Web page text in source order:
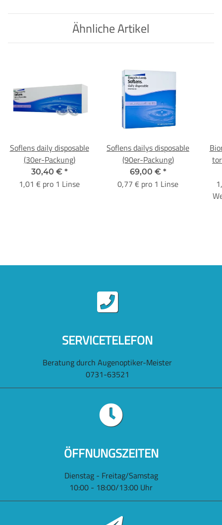
Ähnliche Artikel
Soflens daily disposable
(30er-Packung)
30,40 € *
1,01 € pro 1 Linse
Soflens dailys disposable
(90er-Packung)
69,00 € *
0,77 € pro 1 Linse
SERVICETELEFON
Beratung durch Augenoptiker-Meister
0731-63521
ÖFFNUNGSZEITEN
Dienstag - Freitag/Samstag
10:00 - 18:00/13:00 Uhr